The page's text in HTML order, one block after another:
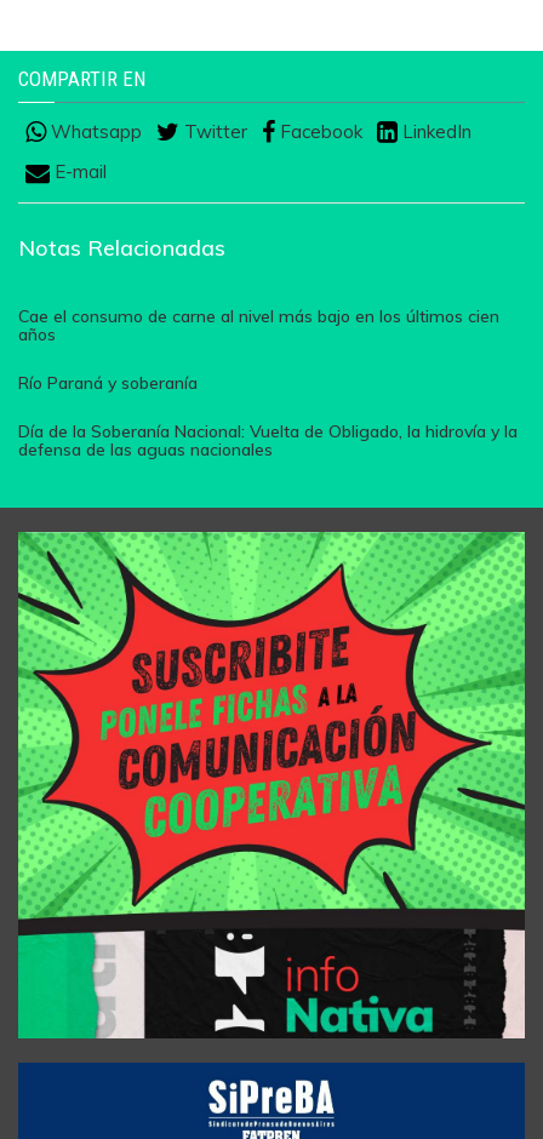
COMPARTIR EN
Whatsapp Twitter Facebook
LinkedIn
E-mail
Notas Relacionadas
Cae el consumo de carne al nivel más bajo en los últimos cien
años
Río Paraná y soberanía
Día de la Soberanía Nacional: Vuelta de Obligado, la hidrovía y la
defensa de las aguas nacionales